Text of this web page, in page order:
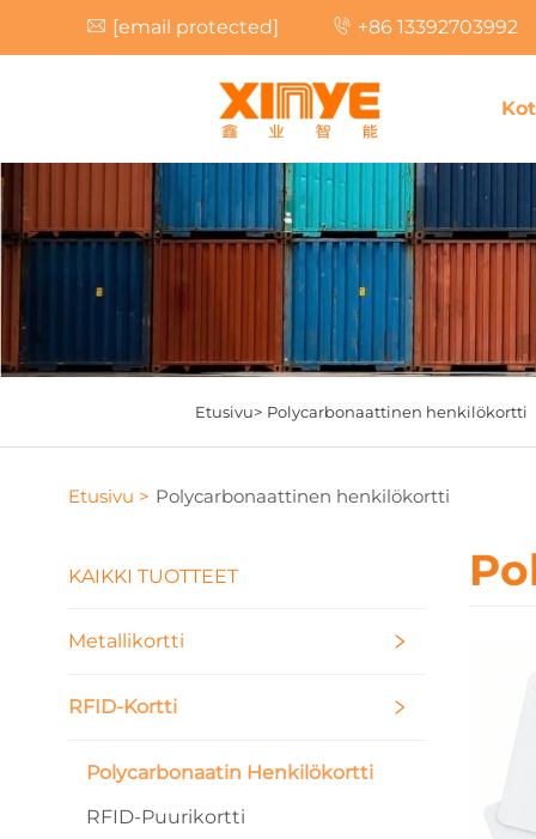
[email protected] +86 13392703992
Etusivu> Polycarbonaattinen henkilökortti
Etusivu > Polycarbonaattinen henkilökortti
KAIKKI TUOTTEET
Metallikortti
RFID-Kortti
Polycarbonaatin Henkilökortti
RFID-Puurikortti